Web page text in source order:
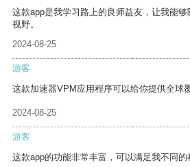
这款app是我学习路上的良师益友，让我能
视野。
2024-08-25
游客
这款加速器VPM应用程序可以给你提供全球
2024-08-25
游客
这款app的功能非常丰富，可以满足我不同的